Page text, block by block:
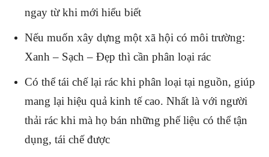
ngay từ khi mới hiểu biết
Nếu muốn xây dựng một xã hội có môi trường:
Xanh – Sạch – Đẹp thì cần phân loại rác
Có thể tái chế lại rác khi phân loại tại nguồn, giúp
mang lại hiệu quả kinh tế cao. Nhất là với người
thải rác khi mà họ bán những phế liệu có thể tận
dụng, tái chế được